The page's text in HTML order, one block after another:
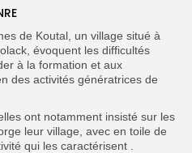
Search
Button
de Koutal, un village situé à
évoquent les difficultés
à la formation et aux
des activités génératrices de
ont notamment insisté sur les
leur village, avec en toile de
qui les caractérisent .